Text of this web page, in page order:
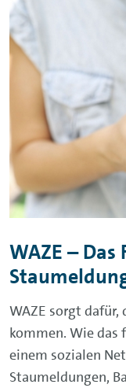
WAZE – Das
WAZE sorgt dafür,
kommen. Wie das
einem sozialen
Staumeldungen,